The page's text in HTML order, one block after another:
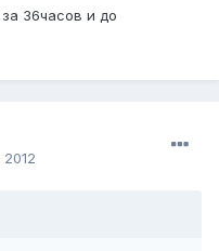
36часов и до
2012